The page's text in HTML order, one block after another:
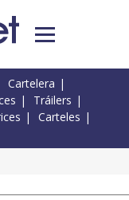
Cartelera
Tráilers
Carteles